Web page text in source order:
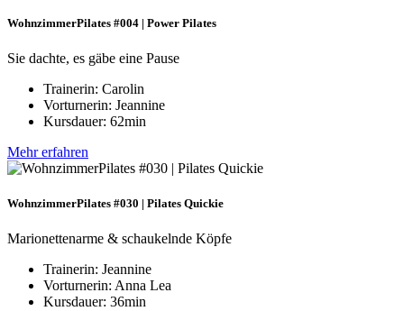
WohnzimmerPilates #004 | Power Pilates
Sie dachte, es gäbe eine Pause
Trainerin: Carolin
Vorturnerin: Jeannine
Kursdauer: 62min
Mehr erfahren
WohnzimmerPilates #030 | Pilates Quickie
Marionettenarme & schaukelnde Köpfe
Trainerin: Jeannine
Vorturnerin: Anna Lea
Kursdauer: 36min